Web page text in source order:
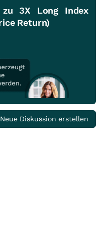
zu 3X Long Index
Return)
Neue Diskussion erstellen